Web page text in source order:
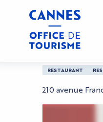
principal
Accueil Five
Five
RESTAURANT
210 avenue